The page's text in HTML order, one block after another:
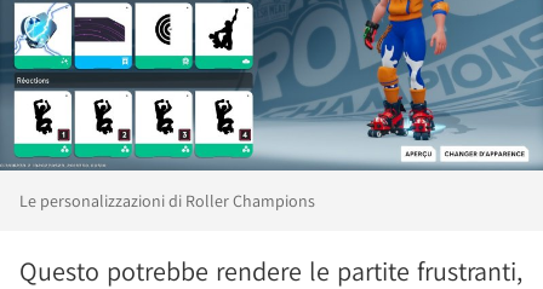
Le personalizzazioni di Roller Champions
Questo potrebbe rendere le partite frustranti,